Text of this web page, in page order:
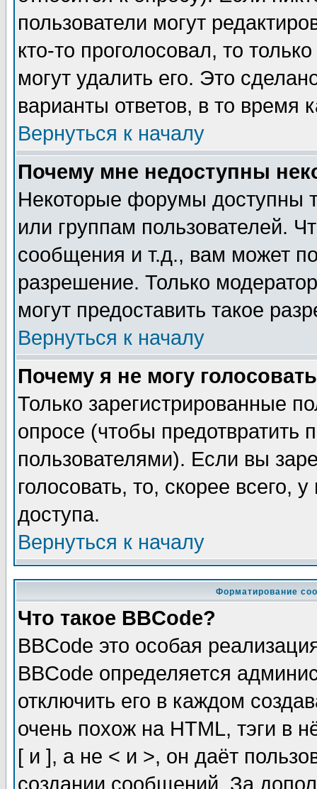
пользователи могут
кто-то проголосовал, то
могут удалить его. Это
варианты ответов, в то время
Вернуться к началу
Почему мне недоступны
Некоторые форумы доступны
или группам пользователей.
сообщения и т.д., вам может
разрешение. Только
могут предоставить такое
Вернуться к началу
Почему я не могу
Только зарегистрированные
опросе (чтобы предотвратить
пользователями). Если вы
голосовать, то, скорее всего,
доступа.
Вернуться к началу
Форматирование
Что такое BBCode?
BBCode это особая
BBCode определяется
отключить его в каждом
очень похож на HTML, тэги в
[ и ], а не < и >, он даёт
создании сообщений. За